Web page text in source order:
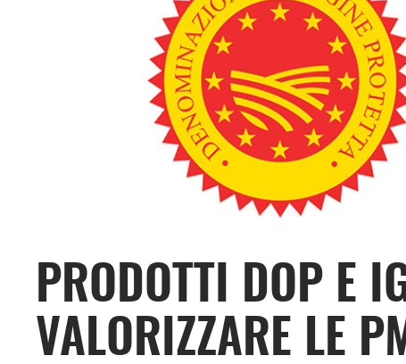
PRODOTTI DOP E
VALORIZZARE LE